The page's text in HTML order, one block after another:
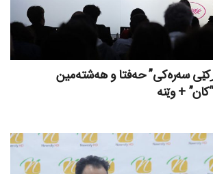
سه‌ره‌کی” حه‌فتا و هه‌شته‌مین
+ وێنە